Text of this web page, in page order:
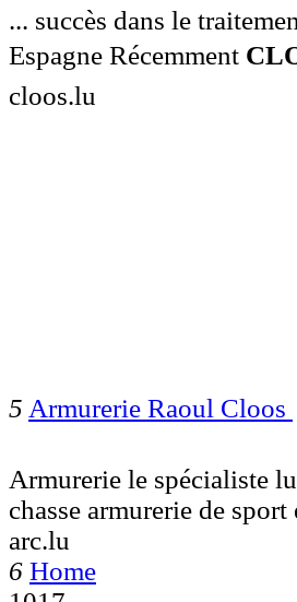
... succès dans le
Espagne Récemment
cloos.lu
5 Armurerie Raoul Cloos 
Armurerie le spécialiste
chasse armurerie de sport
arc.lu
6 Home